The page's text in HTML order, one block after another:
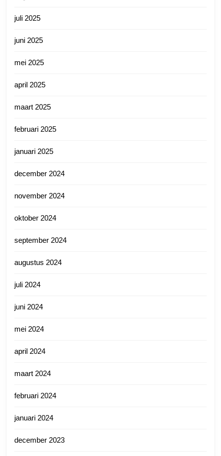
juli 2025
juni 2025
mei 2025
april 2025
maart 2025
februari 2025
januari 2025
december 2024
november 2024
oktober 2024
september 2024
augustus 2024
juli 2024
juni 2024
mei 2024
april 2024
maart 2024
februari 2024
januari 2024
december 2023